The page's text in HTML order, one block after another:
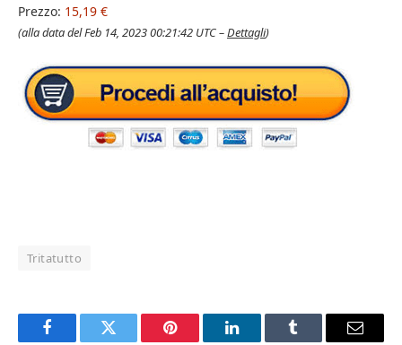
Prezzo: 15,19 €
(alla data del Feb 14, 2023 00:21:42 UTC –Dettagli)
Tritatutto
FacebookTwitter Pinterest LinkedInTumblr Email